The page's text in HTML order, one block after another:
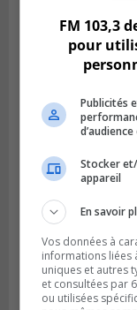
Publié le 3 août
L’arrivée du
BROSSARD
FM 103,3
pour
Publicités
Stocker
appareil
En savoir
Vos données à
informations liées
uniques et autres
et consultées par
ou utilisées